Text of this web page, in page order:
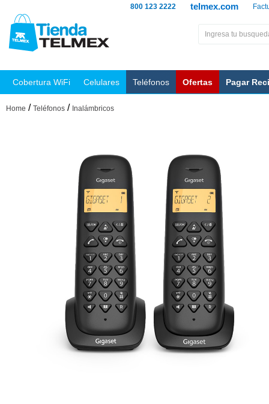
telmex.com
800 123 2222
Cobertura WiFi Celulares Teléfonos Ofertas Pagar
Home / Teléfonos / Inalámbricos